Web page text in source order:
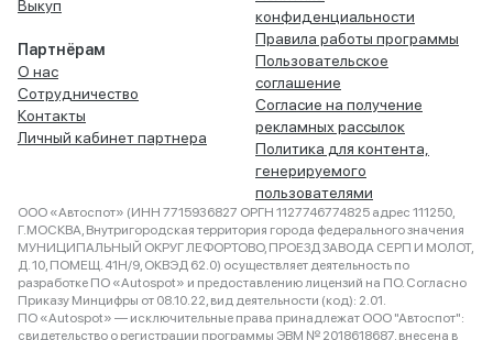
Выкуп
Партнёрам
О нас
Сотрудничество
Контакты
Личный кабинет партнера
конфиденциальности
Правила работы программы
Пользовательское
соглашение
Согласие на получение
рекламных рассылок
Политика для контента,
генерируемого
пользователями
ООО «Автоспот» (ИНН 7715936827 ОРГН 1127746774825 адрес 111250,
Г.МОСКВА, Внутригородская территория города федерального значения
МУНИЦИПАЛЬНЫЙ ОКРУГ ЛЕФОРТОВО, ПРОЕЗД ЗАВОДА СЕРП И МОЛОТ,
Д. 10, ПОМЕЩ. 41Н/9, ОКВЭД 62.0) осуществляет деятельность по
разработке ПО «Autospot» и предоставлению лицензий на ПО. Согласно
Приказу Минцифры от 08.10.22, вид деятельности (код): 2.01.
ПО «Autospot» — исключительные права принадлежат ООО "Автоспот":
свидетельство о регистрации программы ЭВМ № 2018618687, внесена в